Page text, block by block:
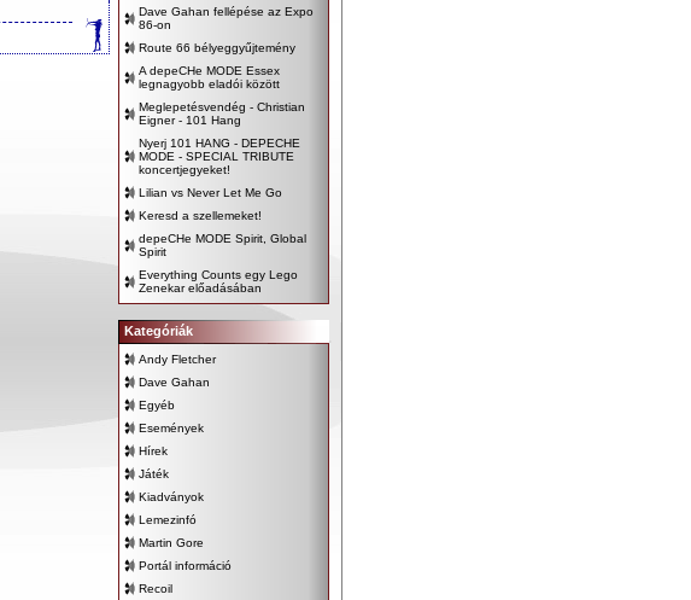
Dave Gahan fellépése az Expo
86-on
Route 66 bélyeggyűjtemény
A depeCHe MODE Essex
legnagyobb eladói között
Meglepetésvendég - Christian
Eigner - 101 Hang
Nyerj 101 HANG - DEPECHE
MODE - SPECIAL TRIBUTE
koncertjegyeket!
Lilian vs Never Let Me Go
Keresd a szellemeket!
depeCHe MODE Spirit, Global
Spirit
Everything Counts egy Lego
Zenekar előadásában
Kategóriák
Andy Fletcher
Dave Gahan
Egyéb
Események
Hírek
Játék
Kiadványok
Lemezinfó
Martin Gore
Portál információ
Recoil